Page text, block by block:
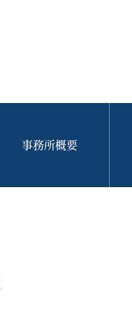
事務所概要